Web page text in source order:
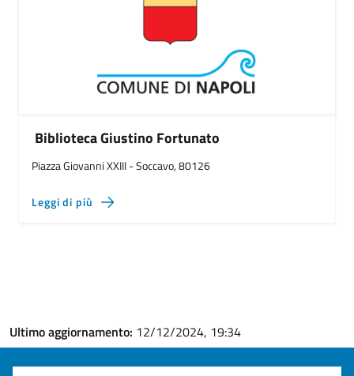
Biblioteca Giustino Fortunato
Piazza Giovanni XXIII - Soccavo, 80126
Leggi di più
Ultimo aggiornamento: 12/12/2024, 19:34